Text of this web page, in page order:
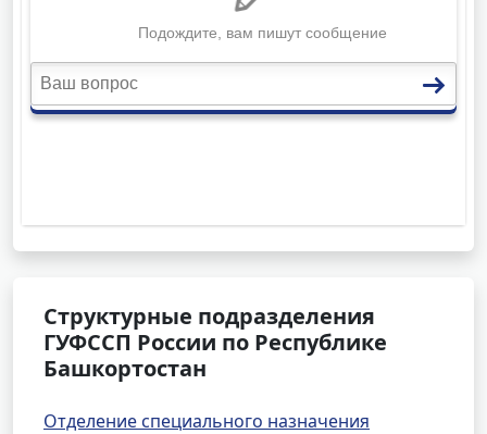
Структурные подразделения
ГУФССП России по Республике
Башкортостан
Отделение специального назначения